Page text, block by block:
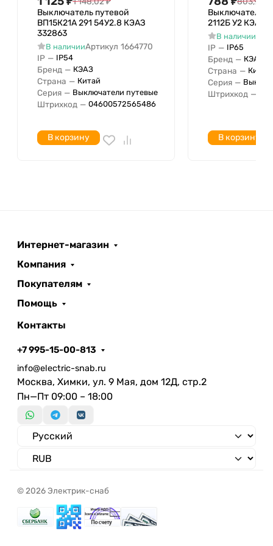
Выключатель путевой
ВП15К21А 291 54У2.8 КЭАЗ
332863
В наличииАртикул 1664770
IP — IP54
Бренд — КЭАЗ
Страна — Китай
Серия — Выключатели путевые
Штрихкод — 04600572565486
В корзину
Выключатель
2112Б У2 КЭАЗ
В наличии
IP — IP65
Бренд — КЭАЗ
Страна — Китай
Серия —
Штрихкод —
В корзину
Интернет-магазин
Компания
Покупателям
Помощь
Контакты
+7 995-15-00-813
info@electric-snab.ru
Москва, Химки, ул. 9 Мая, дом 12Д, стр.2
Пн—Пт 09:00 – 18:00
© 2026 Электрик-снаб